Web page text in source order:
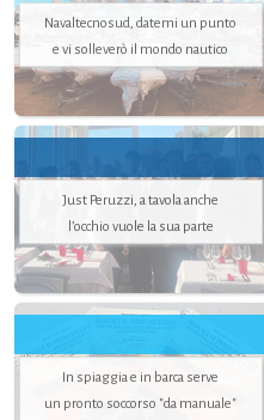
Navaltecnosud, datemi un punto
e vi solleverò il mondo nautico
Just Peruzzi, a tavola anche
l’occhio vuole la sua parte
In spiaggia e in barca serve
un pronto soccorso "da manuale"